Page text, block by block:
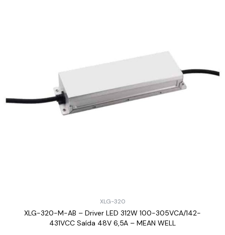
XLG-320
XLG-320-M-AB – Driver LED 312W 100-305VCA/142-
431VCC Saída 48V 6,5A – MEAN WELL